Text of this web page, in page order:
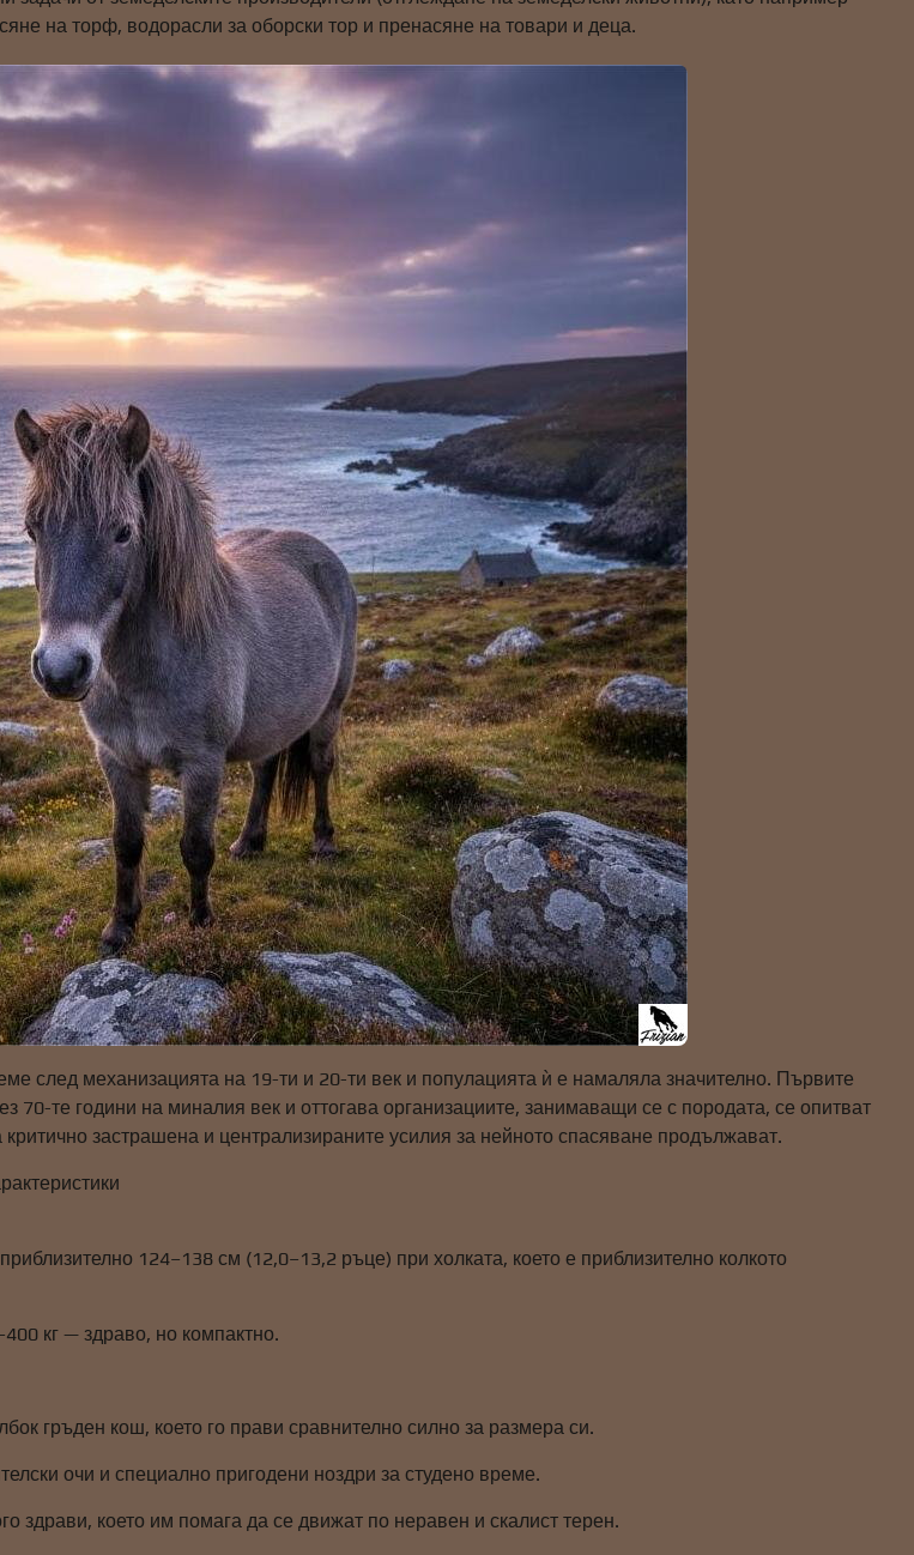
на торф, водорасли за оборски тор и пренасяне на товари и деца.
след механизацията на 19-ти и 20-ти век и популацията ѝ е намаляла значително. Първите
70-те години на миналия век и оттогава организациите, занимаващи се с породата, се опитват
критично застрашена и централизираните усилия за нейното спасяване продължават.
124–138 см (12,0–13,2 ръце) при холката, което е приблизително колкото
кг — здраво, но компактно.
гръден кош, което го прави сравнително силно за размера си.
очи и специално пригодени ноздри за студено време.
здрави, което им помага да се движат по неравен и скалист терен.